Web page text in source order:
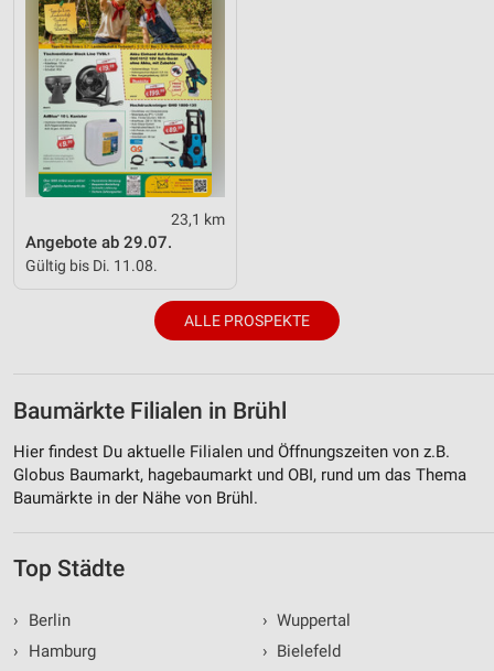
23,1 km
Angebote ab 29.07.
Gültig bis Di. 11.08.
ALLE PROSPEKTE
Baumärkte Filialen in Brühl
Hier findest Du aktuelle Filialen und Öffnungszeiten von z.B.
Globus Baumarkt, hagebaumarkt und OBI, rund um das Thema
Baumärkte in der Nähe von Brühl.
Top Städte
›
Berlin
›
Hamburg
› Wuppertal
› Bielefeld